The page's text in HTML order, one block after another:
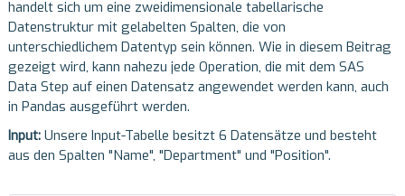
handelt sich um eine zweidimensionale tabellarische
Datenstruktur mit gelabelten Spalten, die von
unterschiedlichem Datentyp sein können. Wie in diesem Beitrag
gezeigt wird, kann nahezu jede Operation, die mit dem SAS
Data Step auf einen Datensatz angewendet werden kann, auch
in Pandas ausgeführt werden.
Input: Unsere Input-Tabelle besitzt 6 Datensätze und besteht
aus den Spalten "Name", "Department" und "Position".